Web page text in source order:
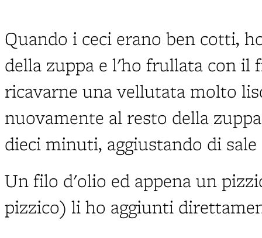
Quando i ceci erano ben cotti,
della zuppa e l'ho frullata con il
ricavarne una vellutata molto
nuovamente al resto della
dieci minuti, aggiustando di sale
Un filo d'olio ed appena un
pizzico) li ho aggiunti